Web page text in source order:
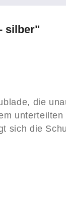
silber"
die
sich die